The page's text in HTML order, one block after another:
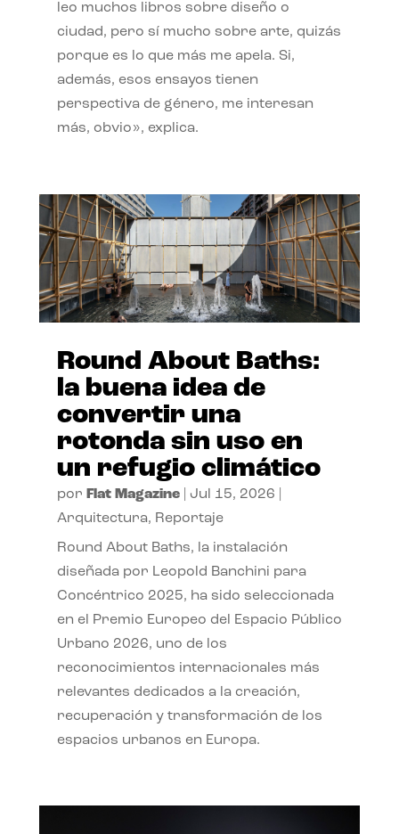
leo muchos libros sobre diseño o
ciudad, pero sí mucho sobre arte, quizás
porque es lo que más me apela. Si,
además, esos ensayos tienen
perspectiva de género, me interesan
más, obvio», explica.
Round About Baths:
la buena idea de
convertir una
rotonda sin uso en
un refugio climático
por Flat Magazine| Jul 15, 2026
Arquitectura, Reportaje
Round About Baths, la instalación
diseñada por Leopold Banchini para
Concéntrico 2025, ha sido seleccionada
en el Premio Europeo del Espacio Público
Urbano 2026, uno de los
reconocimientos internacionales más
relevantes dedicados a la creación,
recuperación y transformación de los
espacios urbanos en Europa.